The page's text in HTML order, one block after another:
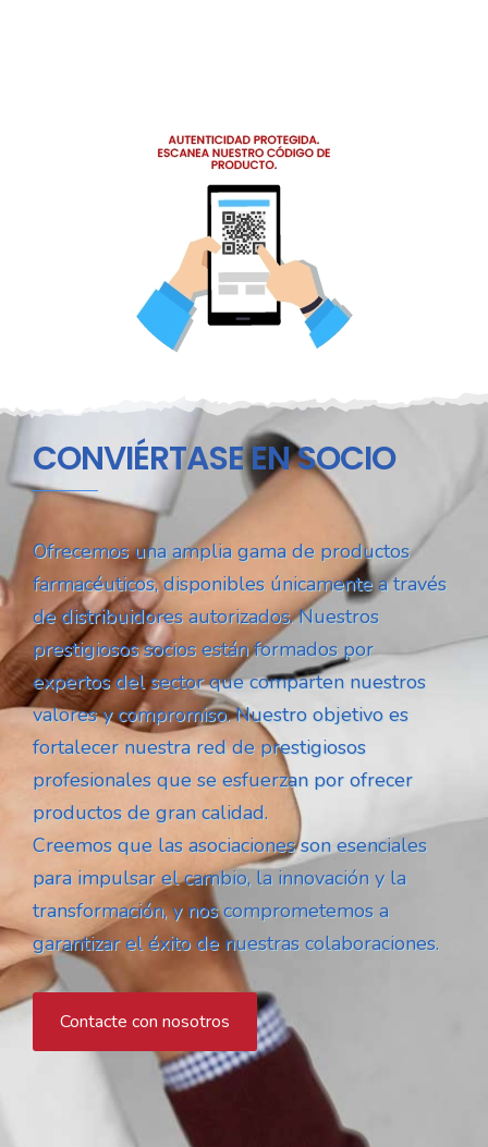
CONVIÉRTASE EN SOCIO
Ofrecemos una amplia gama de productos
farmacéuticos, disponibles únicamente a través
de distribuidores autorizados. Nuestros
prestigiosos socios están formados por
expertos del sector que comparten nuestros
valores y compromiso. Nuestro objetivo es
fortalecer nuestra red de prestigiosos
profesionales que se esfuerzan por ofrecer
productos de gran calidad.
Creemos que las asociaciones son esenciales
para impulsar el cambio, la innovación y la
transformación, y nos comprometemos a
garantizar el éxito de nuestras colaboraciones.
Contacte con nosotros